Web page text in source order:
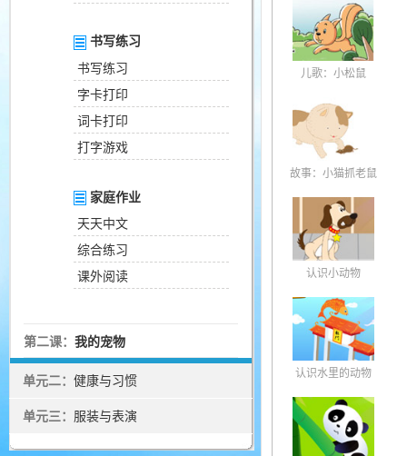
书写练习
书写练习
字卡打印
词卡打印
打字游戏
家庭作业
天天中文
综合练习
课外阅读
第二课： 我的宠物
单元二： 健康与习惯
单元三： 服装与表演
儿歌：小松鼠
故事：小猫抓老鼠
认识小动物
认识水里的动物